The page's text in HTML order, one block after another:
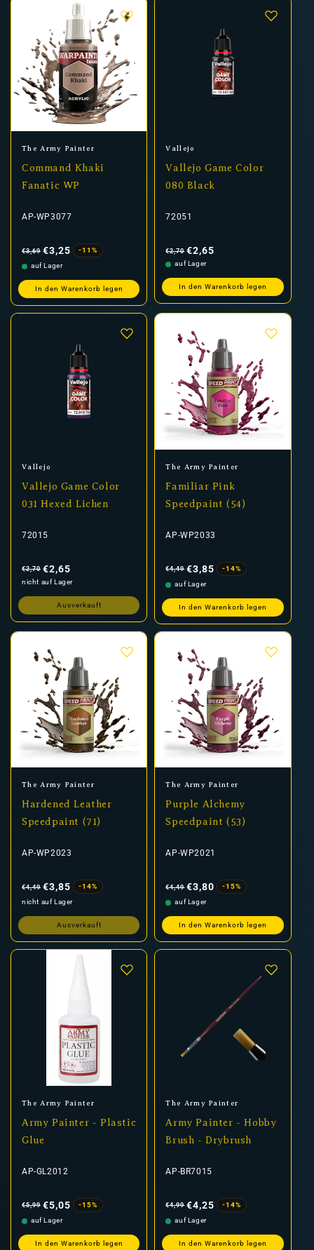
Anbieter:
The Army Painter
Command Khaki
Fanatic WP
AP-WP3077
Preis
€3,69 €3,25
-11%
auf Lager
In den Warenkorb legen
Anbieter:
Vallejo
Vallejo Game Color
080 Black
72051
Preis
€2,70 €2,65
auf Lager
In den Warenkorb legen
Anbieter:
Vallejo
Vallejo Game Color
031 Hexed Lichen
72015
Preis
€2,70 €2,65
nicht auf Lager
Ausverkauft
Anbieter:
The Army Painter
Familiar Pink
Speedpaint (54)
AP-WP2033
Preis
€4,49 €3,85
-14%
auf Lager
In den Warenkorb legen
Anbieter:
The Army Painter
Hardened Leather
Speedpaint (71)
AP-WP2023
Preis
€4,49 €3,85
-14%
nicht auf Lager
Ausverkauft
Anbieter:
The Army Painter
Purple Alchemy
Speedpaint (53)
AP-WP2021
Preis
€4,49 €3,80
-15%
auf Lager
In den Warenkorb legen
Anbieter:
The Army Painter
Army Painter - Plastic
Glue
AP-GL2012
Preis
€5,99 €5,05
-15%
auf Lager
In den Warenkorb legen
Anbieter:
The Army Painter
Army Painter - Hobby
Brush - Drybrush
AP-BR7015
Preis
€4,99 €4,25
-14%
auf Lager
In den Warenkorb legen